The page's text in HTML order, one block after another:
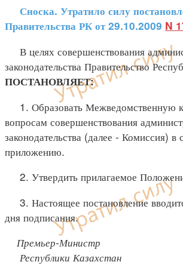
Сноска. Утратило силу
Правительства РК от 29.10.2009 N
В целях совершенствования
законодательства Правительство
ПОСТАНОВЛЯЕТ:
1. Образовать Межведомственную
вопросам совершенствования
законодательства (далее - Комиссия) в
приложению.
2. Утвердить прилагаемое
3. Настоящее постановление
дня подписания.
Премьер-Министр
Республики Казахстан